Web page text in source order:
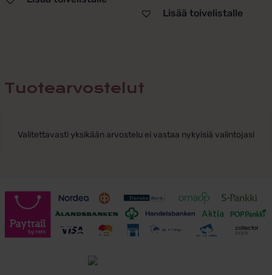
Lisää toivelistalle
Tuotearvostelut
Valitettavasti yksikään arvostelu ei vastaa nykyisiä valintojasi
Toimitusehdot